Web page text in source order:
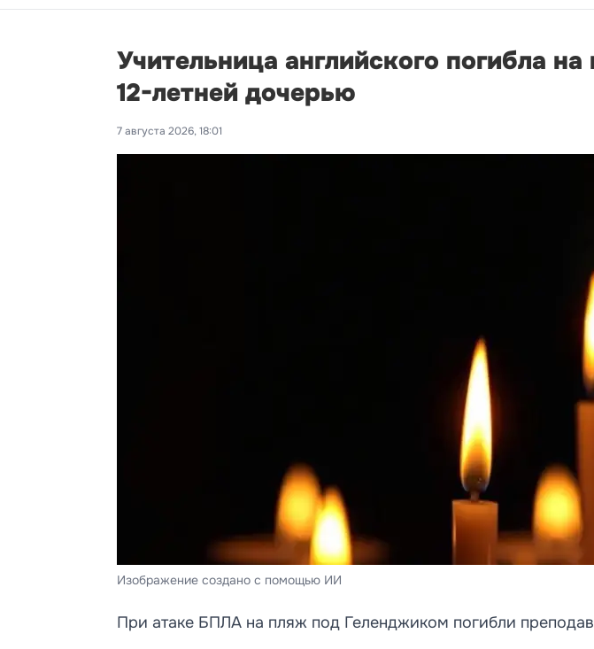
Учительница английского погибла
12-летней дочерью
7 августа 2026, 18:01
Изображение создано с помощью ИИ
При атаке БПЛА на пляж под Геленджиком погибли